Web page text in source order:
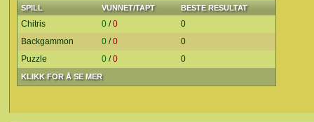
SPILL VUNNET/TAPT BESTE RESULTAT
KLIKK FOR Å SE MER
Chitris 0 /0
0
Backgammon
0 /0
0
Puzzle
0 /0 0